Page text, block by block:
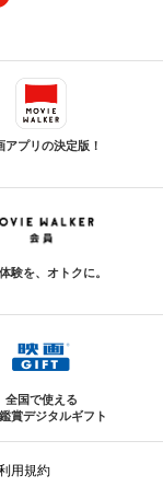
アプリの決定版！
験を、オトクに。
全国で使える
賞デジタルギフト
用規約